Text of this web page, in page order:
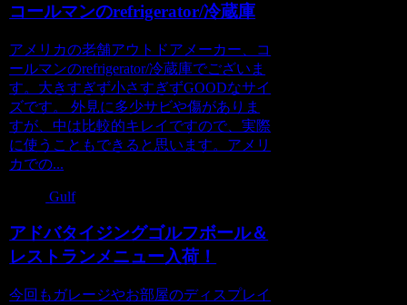
コールマンのrefrigerator/冷蔵庫
アメリカの老舗アウトドアメーカー、コ
ールマンのrefrigerator/冷蔵庫でございま
す。大きすぎず小さすぎずGOODなサイ
ズです。 外見に多少サビや傷がありま
すが、中は比較的キレイですので、実際
に使うこともできると思います。アメリ
カでの...
Gulf
アドバタイジングゴルフボール＆
レストランメニュー入荷！
今回もガレージやお部屋のディスプレイ